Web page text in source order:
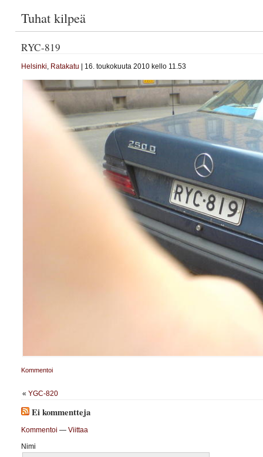
Tuhat kilpeä
RYC-819
Helsinki Ratakatu | 16. toukokuuta 2010 kello 11.53
Kommentoi
« YGC-820
Ei kommentteja
Kommentoi — Viittaa
Nimi